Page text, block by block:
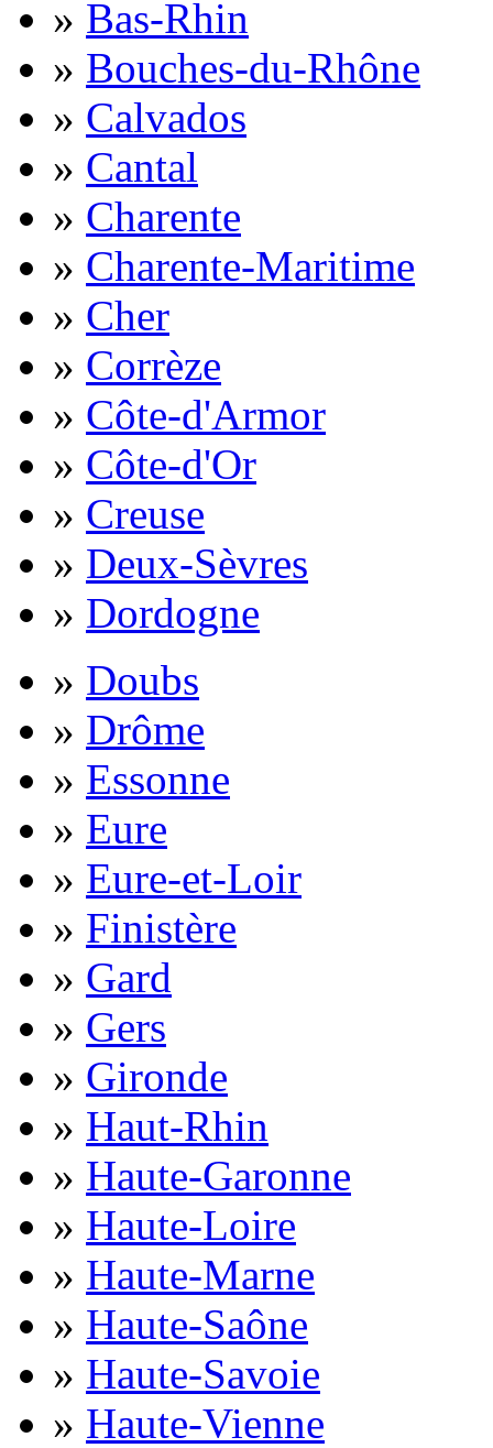
» Bas-Rhin
» Bouches-du-Rhône
» Calvados
» Cantal
» Charente
» Charente-Maritime
» Cher
» Corrèze
» Côte-d'Armor
» Côte-d'Or
» Creuse
» Deux-Sèvres
» Dordogne
» Doubs
» Drôme
» Essonne
» Eure
» Eure-et-Loir
» Finistère
» Gard
» Gers
» Gironde
» Haut-Rhin
» Haute-Garonne
» Haute-Loire
» Haute-Marne
» Haute-Saône
» Haute-Savoie
» Haute-Vienne